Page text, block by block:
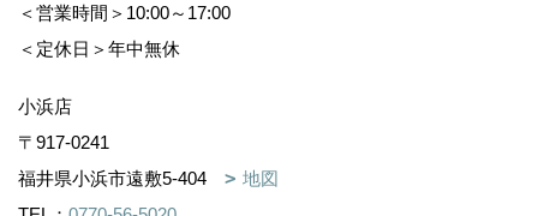
＜営業時間＞10:00～17:00
＜定休日＞年中無休
小浜店
〒917-0241
福井県小浜市遠敷5-404
地図